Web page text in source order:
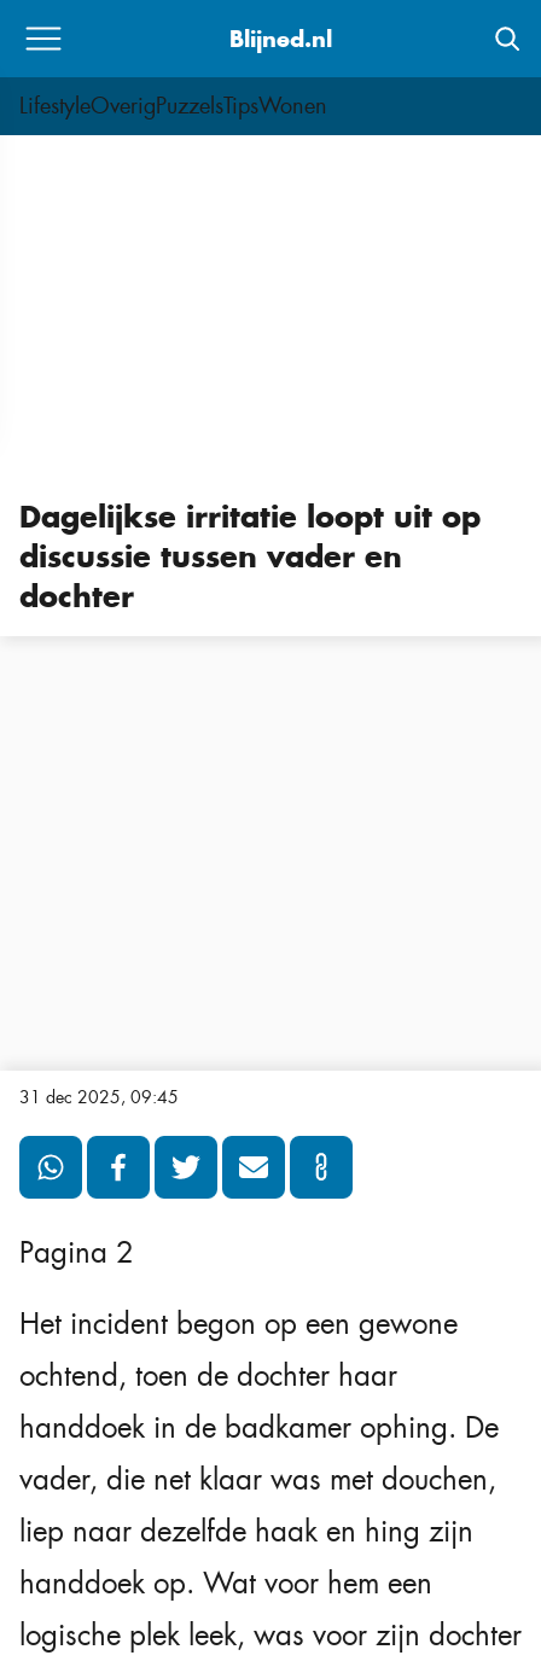
Blijned.nl
LifestyleOverigPuzzelsTipsWonen
Dagelijkse irritatie loopt uit op
discussie tussen vader en
dochter
31 dec 2025, 09:45
Pagina 2
Het incident begon op een gewone
ochtend, toen de dochter haar
handdoek in de badkamer ophing. De
vader, die net klaar was met douchen,
liep naar dezelfde haak en hing zijn
handdoek op. Wat voor hem een
logische plek leek, was voor zijn dochter